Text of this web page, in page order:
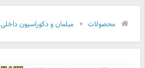
محصولات مبلمان و دکوراسیون داخلی